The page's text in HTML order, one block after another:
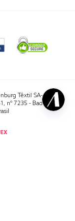
Têxtil SA- CNPJ
nº 7235 - Badenfurt,